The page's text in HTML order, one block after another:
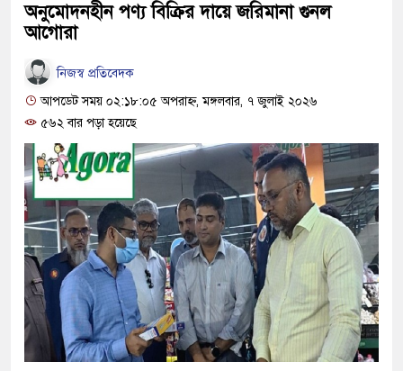
অনুমোদনহীন পণ্য বিক্রির দায়ে জরিমানা গুনল
আগোরা
নিজস্ব প্রতিবেদক
আপডেট সময় ০২:১৮:০৫ অপরাহ্ন, মঙ্গলবার, ৭ জুলাই ২০২৬
৫৬২ বার পড়া হয়েছে